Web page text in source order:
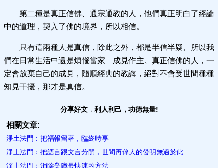
第二種是真正信佛、通宗通教的人，他們真正明白了經論
中的道理，契入了佛的境界，所以相信。
只有這兩種人是真信，除此之外，都是半信半疑。所以我
們在日常生活中還是煩惱當家，成見作主。真正信佛的人，一
定會放棄自己的成見，隨順經典的教誨，絕對不會受世間種種
知見干擾，那才是真信。
分享好文，利人利己，功德無量!
相關文章:
淨土法門：把福報留著，臨終時享
淨土法門：把語言跟文言分開，世間再偉大的發明無過於此
淨土法門：消除業障最快速的方法